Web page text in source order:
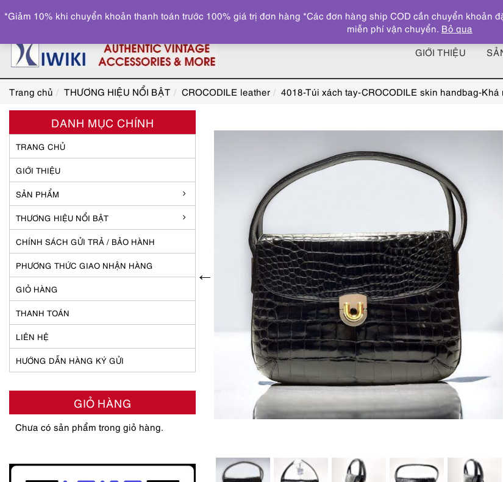
GIỚI THIỆU
Trang chủ THƯƠNG HIỆU NỔI BẬT CROCODILE leather 4018-Túi xách tay-CROCODILE skin handbag-Khá
DANH MỤC CHÍNH
TRANG CHỦ
GIỚI THIỆU
SẢN PHẨM
THƯƠNG HIỆU NỔI BẬT
CHÍNH SÁCH GỬI TRẢ / BẢO HÀNH
PHƯƠNG THỨC GIAO NHẬN HÀNG
GIỎ HÀNG
THANH TOÁN
LIÊN HỆ
HƯỚNG DẪN HÀNG KÝ GỬI
GIỎ HÀNG
Chưa có sản phẩm trong giỏ hàng.
*Giảm 10% khi chuyển khoản thanh toán trước 100% giá trị đơn hàng *Các đơn hàng ship COD cần chuyển khoản
miễn phí vận chuyển. Bỏ qua